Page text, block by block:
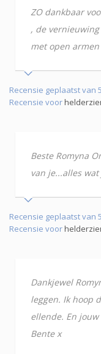
ZO dankbaar
, de
met open
Recensie geplaatst van 5
Recensie voor
Beste Romyna
van je...alles
Recensie geplaatst van 5
Recensie voor
Dankjewel
leggen. Ik hoop
ellende. En
Bente x